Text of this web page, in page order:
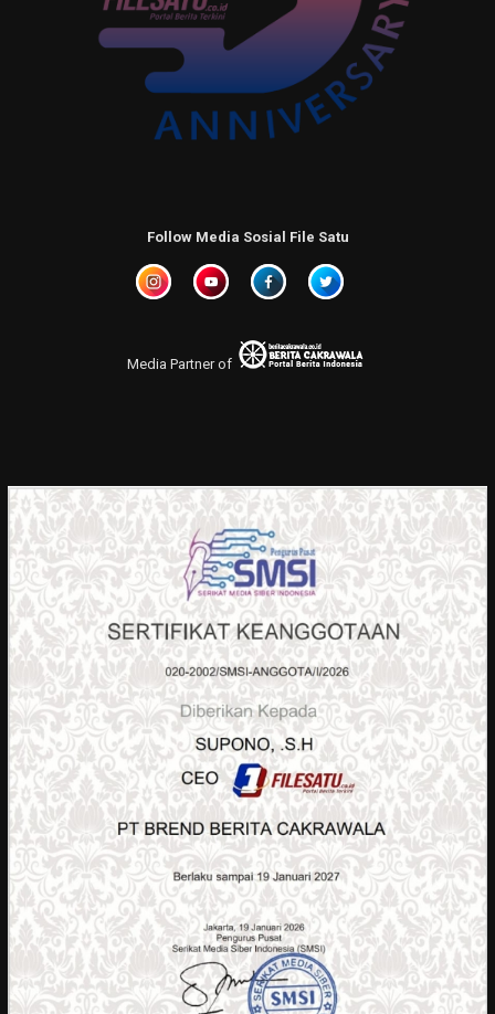
Follow Media Sosial File Satu
Media Partner of